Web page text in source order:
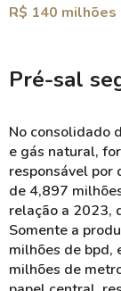
R$ 140 milhões
Pré-sal
No consolidado
e gás natural,
responsável por
de 4,897
relação a 2023,
Somente a
milhões de bpd,
milhões de